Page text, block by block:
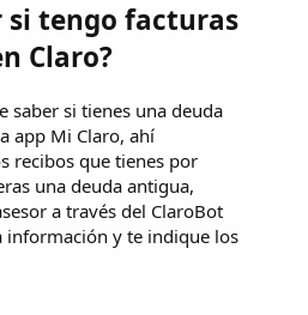
si tengo facturas
Claro?
saber si tienes una deuda
app Mi Claro, ahí
recibos que tienes por
una deuda antigua,
a través del ClaroBot
información y te indique los